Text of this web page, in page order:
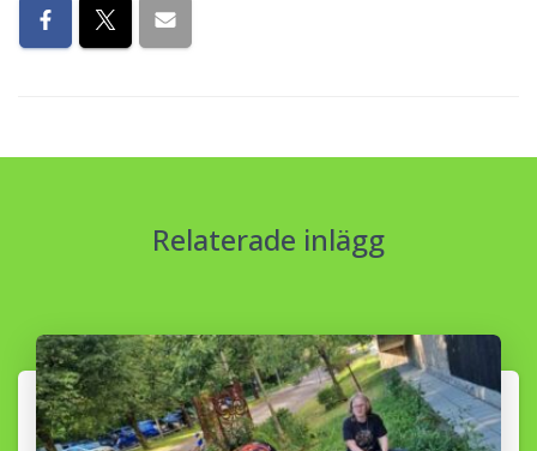
Relaterade inlägg